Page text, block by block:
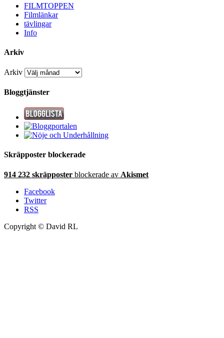
FILMTOPPEN
Filmlänkar
tävlingar
Info
Arkiv
Arkiv
Bloggtjänster
Skräpposter blockerade
914 232 skräpposter blockerade av Akismet
Facebook
Twitter
RSS
Copyright © David RL